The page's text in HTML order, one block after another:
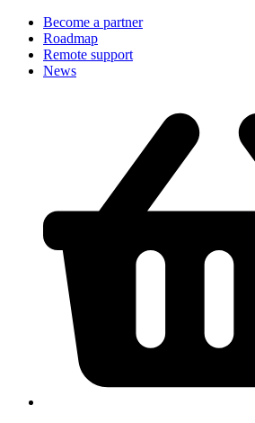
Become a partner
Roadmap
Remote support
News